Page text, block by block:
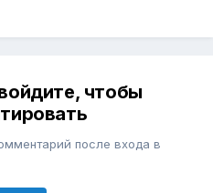
чтобы
после входа в